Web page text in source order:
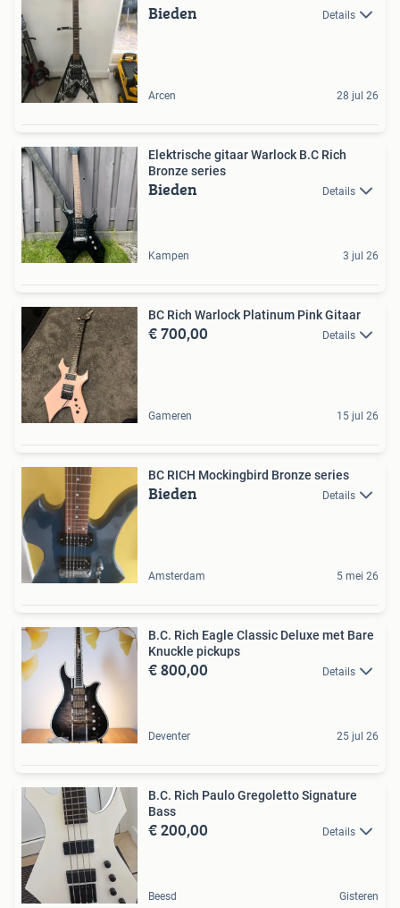
Bieden Details
Arcen 28 jul 26
Elektrische gitaar Warlock B.C Rich
Bronze series
Bieden Details
Kampen 3 jul 26
BC Rich Warlock Platinum Pink Gitaar
€ 700,00 Details
Gameren 15 jul 26
BC RICH Mockingbird Bronze series
Bieden Details
Amsterdam 5 mei 26
B.C. Rich Eagle Classic Deluxe met Bare
Knuckle pickups
€ 800,00 Details
Deventer 25 jul 26
B.C. Rich Paulo Gregoletto Signature
Bass
€ 200,00 Details
Beesd Gisteren